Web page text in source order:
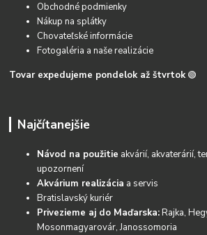
Obchodné podmienky
Nákup na splátky
Chovateľské informácie
Fotogaléria a naše realizácie
Tovar expedujeme pondelok až štvrtok 🟢
Najčítanejšie
Návod na použitie akvárií, akvaterárií,
upozornení
Akvárium realizácia a servis
Bratislavský kuriér
Privezieme aj do Maďarska:Rajka,
Mosonmagyarovár, Janossomoria